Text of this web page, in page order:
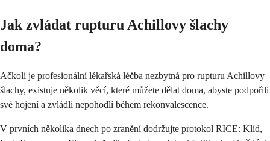
Jak zvládat rupturu Achillovy šlachy
doma?
Ačkoli je profesionální lékařská léčba nezbytná pro rupturu Achillovy
šlachy, existuje několik věcí, které můžete dělat doma, abyste podpořili
své hojení a zvládli nepohodlí během rekonvalescence.
V prvních několika dnech po zranění dodržujte protokol RICE: Klid,